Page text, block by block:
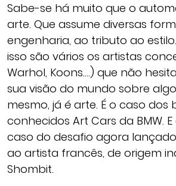
Sabe-se há muito que o
arte. Que assume diversas
engenharia, ao tributo ao
isso são vários os artistas
Warhol, Koons….) que não
sua visão do mundo sobre
mesmo, já é arte. É o caso dos
conhecidos Art Cars da BMW.
caso do desafio agora
ao artista francês, de origem
Shombit.